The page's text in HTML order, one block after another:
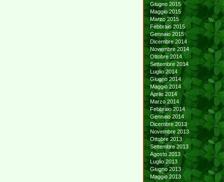
Giugno 2015
Maggio 2015
Marzo 2015
Febbraio 2015
Gennaio 2015
Dicembre 2014
Novembre 2014
Ottobre 2014
Settembre 2014
Luglio 2014
Giugno 2014
Maggio 2014
Aprile 2014
Marzo 2014
Febbraio 2014
Gennaio 2014
Dicembre 2013
Novembre 2013
Ottobre 2013
Settembre 2013
Agosto 2013
Luglio 2013
Giugno 2013
Maggio 2013